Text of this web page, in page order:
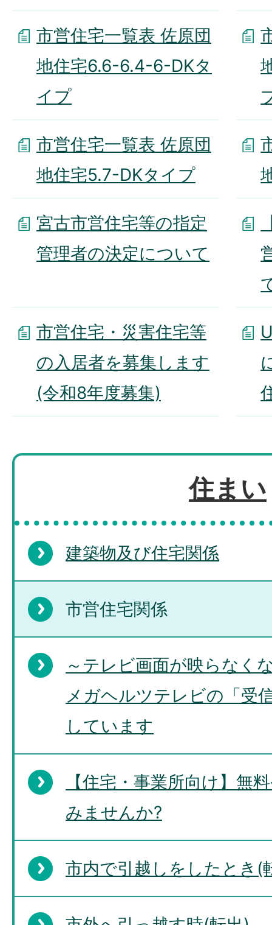
市営住宅一覧表 佐原団
地住宅6.6-6.4-6-DKタ
イプ
市営住宅一覧表 佐原団
地住宅5.7-DKタイプ
宮古市営住宅等の指定
管理者の決定について
市営住宅・災害住宅等
の入居者を募集します
(令和8年度募集)
住まい
建築物及び住宅関係
市営住宅関係
～テレビ画面が映らなく
メガヘルツテレビの「受
しています
【住宅・事業所向け】無
みませんか?
市内で引越しをしたとき(